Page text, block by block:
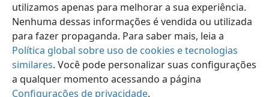
utilizamos apenas para melhorar a sua experiência.
Nenhuma dessas informações é vendida ou utilizada
para fazer propaganda. Para saber mais, leia a
Política global sobre uso de cookies e tecnologias
similares. Você pode personalizar suas configurações
a qualquer momento acessando a página
Configurações de privacidade.
Copyright© 2026 Watch Tower Bible and Tract Society of Pennsylvania
Termos de Uso
Política de Privacidade
Configurações de Privacidade
Login